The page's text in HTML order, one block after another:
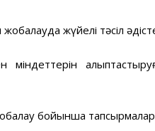
жүйелі тәсіл
бойынша